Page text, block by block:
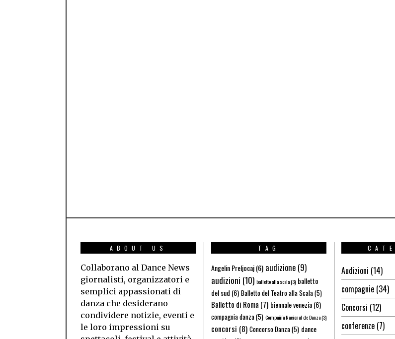
ABOUT US
Collaborano al Dance News
giornalisti, organizzatori e
semplici appassionati di
danza che desiderano
condividere notizie, eventi e
le loro impressioni su
TAG
Angelin Preljocaj(6) audizione(9)
audizioni (10) balletto alla scala(3) balletto
del sud (6) Balletto del Teatro alla Scala(5)
Balletto di Roma (7) biennale venezia(6)
compagnia danza(5) Compañía Nacional de Danza(3)
concorsi (8) Concorso Danza(5) dance
Audizioni (14)
compagnie (34)
Concorsi (12)
conferenze (7)